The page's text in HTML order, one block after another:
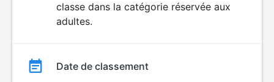
classe dans la catégorie réservée aux
adultes.
Date de classement